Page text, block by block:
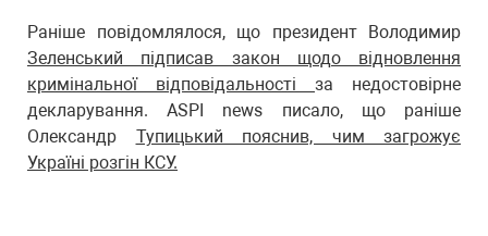
Раніше повідомлялося, що президент Володимир
Зеленський підписав закон щодо відновлення
кримінальної відповідальності за недостовірне
декларування. ASPI news писало, що раніше
Олександр Тупицький пояснив, чим загрожує
Україні розгін КСУ.